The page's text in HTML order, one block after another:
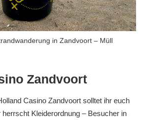
in Zandvoort – Müll
Zandvoort
Casino Zandvoort solltet ihr euch
Kleiderordnung – Besucher in